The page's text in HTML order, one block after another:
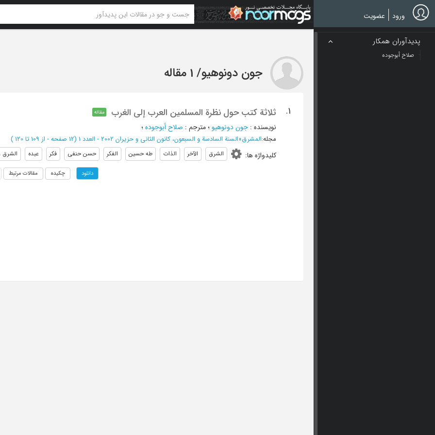
Skip
to
main
ورود عضویت
پدیدآوران همکار
صلاح أبوجوده
جون دونوهیو/ 1 مقاله
1. ثلاثة کتب حول نظرة المسلمین العرب إلی الغرب مقاله
نویسنده : جون دونوهیو؛مترجم : صلاح أبوجوده؛
مجله:المشرق»السنة السادسة و السبعون، کانون الثانی و حزیران 2002 - العدد 1 (‎12 صفحه - از 109 تا 120 )
کلیدواژه ها: الشرق الآخر الذات طه حسین الفکر حسن حنفی فکر عبده الشرق
دانلود چکیده مقالات مرتبط